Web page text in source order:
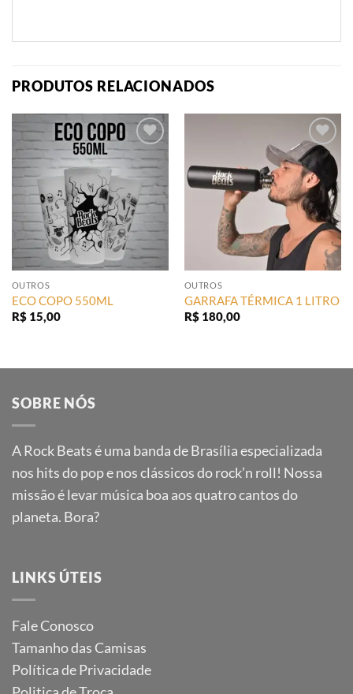
PRODUTOS RELACIONADOS
Add to
wishlist
OUTROS
ECO COPO 550ML
R$15,00
Add to
wishlist
OUTROS
GARRAFA TÉRMICA 1 LITRO
R$180,00
SOBRE NÓS
A Rock Beats é uma banda de Brasília especializada
nos hits do pop e nos clássicos do rock’n roll! Nossa
missão é levar música boa aos quatro cantos do
planeta. Bora?
LINKS ÚTEIS
Fale Conosco
Tamanho das Camisas
Política de Privacidade